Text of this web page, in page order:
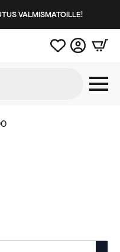
VALMISMATOILLE!